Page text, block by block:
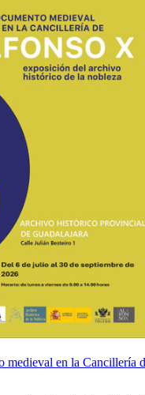
medieval en la Cancillería